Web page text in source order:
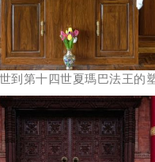
到第十四世夏瑪巴法王的塑